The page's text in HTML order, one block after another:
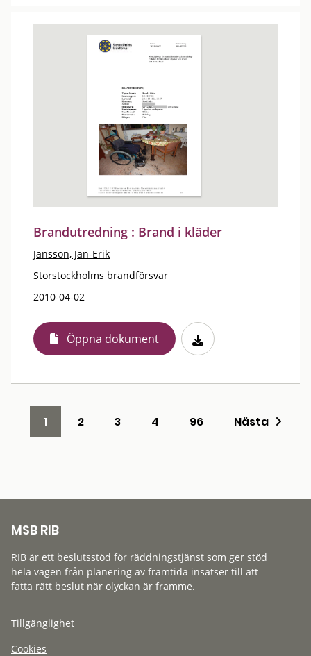
Brandutredning : Brand i kläder
Jansson, Jan-Erik
Storstockholms brandförsvar
2010-04-02
Öppna dokument
1 2 3 4 96 Nästa
MSB RIB
RIB är ett beslutsstöd för räddningstjänst som ger stöd
hela vägen från planering av framtida insatser till att
fatta rätt beslut när olyckan är framme.
Tillgänglighet
Cookies